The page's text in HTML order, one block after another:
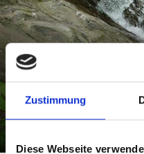
Zustimmung
Diese Webseite